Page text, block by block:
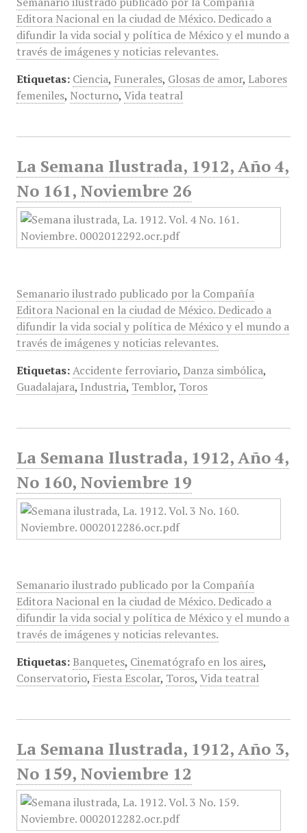
Editora Nacional en la ciudad de México. Dedicado a
difundir la vida social y política de México y el mundo a
través de imágenes y noticias relevantes.
Etiquetas: Ciencia, Funerales, Glosas de amor, Labores
femeniles, Nocturno, Vida teatral
La Semana Ilustrada, 1912, Año 4,
No 161, Noviembre 26
Semanario ilustrado publicado por la Compañía
Editora Nacional en la ciudad de México. Dedicado a
difundir la vida social y política de México y el mundo a
través de imágenes y noticias relevantes.
Etiquetas: Accidente ferroviario, Danza simbólica,
Guadalajara, Industria, Temblor, Toros
La Semana Ilustrada, 1912, Año 4,
No 160, Noviembre 19
Semanario ilustrado publicado por la Compañía
Editora Nacional en la ciudad de México. Dedicado a
difundir la vida social y política de México y el mundo a
través de imágenes y noticias relevantes.
Etiquetas: Banquetes, Cinematógrafo en los aires,
Conservatorio, Fiesta Escolar, Toros, Vida teatral
La Semana Ilustrada, 1912, Año 3,
No 159, Noviembre 12